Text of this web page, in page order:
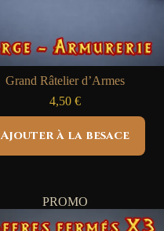
Grand Râtelier d’Armes
4,50€
Ajouter à la besace
PROMO